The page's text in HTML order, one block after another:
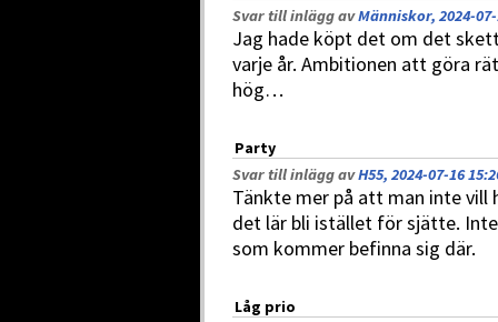
Svar till inlägg avMänniskor, 2024-
Jag hade köpt det om det
varje år. Ambitionen att göra
hög…
Party
Svar till inlägg avH55, 2024-07-16
Tänkte mer på att man inte vill
det lär bli istället för sjätte.
som kommer befinna sig där.
Låg prio